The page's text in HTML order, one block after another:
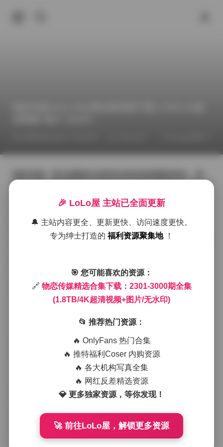
雾林间到夜色中的城市霓虹，场景的切换让人感受到时
间与空间的流动。镜头语言克制却不失诗意，常常在模
特的侧颜或裙角的轻摆中留下停驻的瞬间。
物恋传媒精选合集下载：2301-3000期全集 (1.
在这套合集中，视频部分采用了4K超清分辨率，细节上
的呈现尤为突出。光线在皮肤上的折射、布料的纹理甚
至是背景中微尘的漂浮都被清晰记录下来，使得观看时
状态，色彩还原度高，无论是柔和的晨光还是强烈的聚
光灯，都能在后期处理中保留真实的层次感。
谈到博主的气质，物恋传媒的模特往往兼具柔美与力
量。有的展现出文静的书卷气，手中轻拿一本旧书，眼
神略带遐想；有的则带着街头的利落感，皮衣与短裤的
组合在都市背景下形成鲜明对比。这种多样的风格让每
期作品都有独特的辨识度，同时也为穿搭提供了丰富的
装的选择总是与场景氛围相呼应，既不喧宾夺主，又能
够点亮整体构图。
🎉 LoLo屋 主站已全面更新
🔔 主站内容更全、更新更快、访问速度更快。
专为绅士打造的福利资源聚集地 ！
🎯 您可能喜欢的资源：
🔗 物恋传媒精选合集下载：2301-3000期全集
(1.8TB/4K超清视频+图片/无水印)
📂 推荐热门资源：
🔥 OnlyFans 热门合集
🔥 推特福利Coser 内购资源
🔥 各大机构写真全集
🔥 网红反差精选资源
💎 更多独家资源，等你发现！
🚀 前往LoLo屋，解锁更多资源